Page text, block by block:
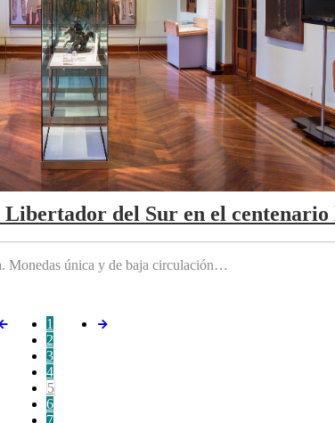
del Sur en el centenario
Monedas única y de baja circulación…
1
2
3
4
5
6
7